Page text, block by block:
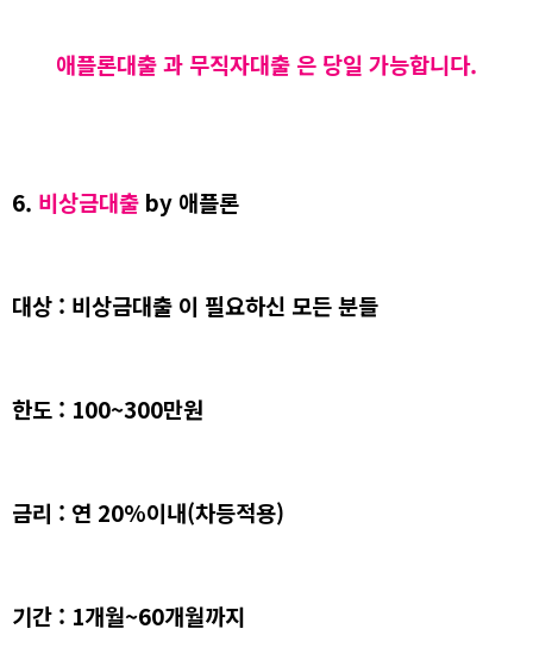
애플론대출 과 무직자대출 은 당일 가능합니다.
6. 비상금대출 by 애플론
대상 : 비상금대출 이 필요하신 모든 분들
한도 : 100~300만원
금리 : 연 20%이내(차등적용)
기간 : 1개월~60개월까지